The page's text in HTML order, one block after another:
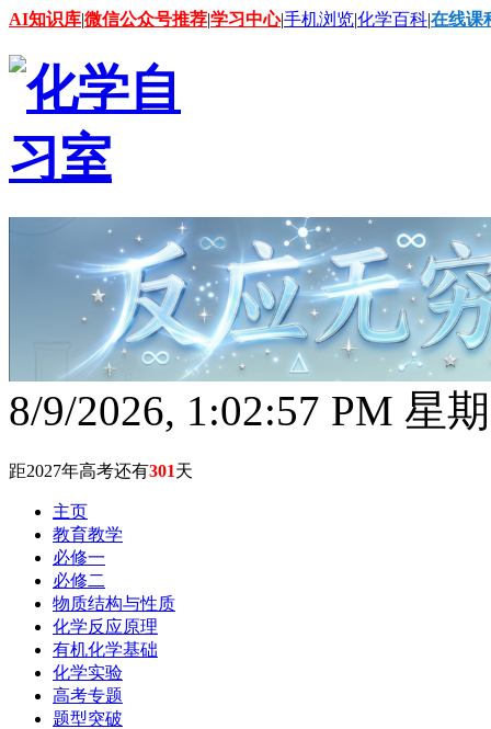
AI知识库|微信公众号推荐|学习中心|手机浏览|化学百科|在线课
8/9/2026, 1:02:58 PM 星
距2027年高考还有301天
主页
教育教学
必修一
必修二
物质结构与性质
化学反应原理
有机化学基础
化学实验
高考专题
题型突破